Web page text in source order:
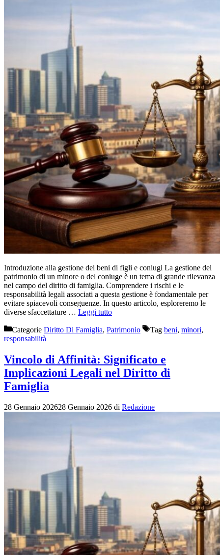
Introduzione alla gestione dei beni di figli e coniugi La gestione del
patrimonio di un minore o del coniuge è un tema di grande rilevanza
nel campo del diritto di famiglia. Comprendere i rischi e le
responsabilità legali associati a questa gestione è fondamentale per
evitare spiacevoli conseguenze. In questo articolo, esploreremo le
diverse sfaccettature … Leggi tutto
Categorie Diritto Di Famiglia, Patrimonio Tag beni, minori,
responsabilità
Vincolo di Affinità: Significato e
Implicazioni Legali nel Diritto di
Famiglia
28 Gennaio 202628 Gennaio 2026 di Redazione